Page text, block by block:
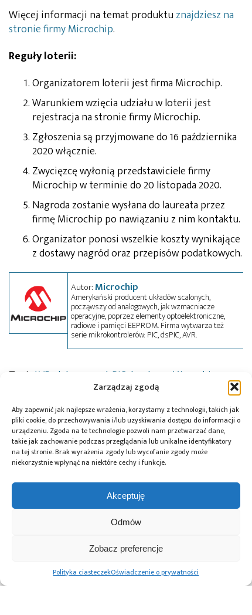
Zarządzaj zgodą
Aby zapewnić jak najlepsze wrażenia, korzystamy z technologii, takich jak
pliki cookie, do przechowywania i/lub uzyskiwania dostępu do informacji o
urządzeniu. Zgoda na te technologie pozwoli nam przetwarzać dane,
takie jak zachowanie podczas przeglądania lub unikalne identyfikatory
na tej stronie. Brak wyrażenia zgody lub wycofanie zgody może
niekorzystnie wpłynąć na niektóre cechy i funkcje.
Akceptuję
Odmów
Zobacz preferencje
Polityka ciasteczekOświadczenie o prywatności
Więcej informacji na temat produktu znajdziesz na
stronie firmy Microchip.
Reguły loterii:
Organizatorem loterii jest firma Microchip.
Warunkiem wzięcia udziału w loterii jest
rejestracja na stronie firmy Microchip.
Zgłoszenia są przyjmowane do 16 października
2020 włącznie.
Zwycięzcę wyłonią przedstawiciele firmy
Microchip w terminie do 20 listopada 2020.
Nagroda zostanie wysłana do laureata przez
firmę Microchip po nawiązaniu z nim kontaktu.
Organizator ponosi wszelkie koszty wynikające
z dostawy nagród oraz przepisów podatkowych.
Autor:Microchip
Amerykański producent układów scalonych,
począwszy od analogowych, jak wzmacniacze
operacyjne, poprzez elementy optoelektroniczne,
radiowe i pamięci EEPROM. Firma wytwarza też
serie mikrokontrolerów: PIC, dsPIC, AVR.
Tagi: AVR debugger dsPIC konkurs Microchip
Przeczytaj również:
ICEYE pozyskuje
Łukasiewicz –
ITECH rozpoczyna
Programem
Noctiluca
roli
gracza